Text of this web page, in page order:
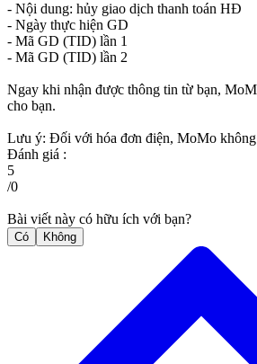
- Nội dung: hủy giao dịch thanh toán HĐ
- Ngày thực hiện GD
- Mã GD (TID) lần 1
- Mã GD (TID) lần 2
Ngay khi nhận được thông tin từ bạn,
cho bạn.
Lưu ý: Đối với hóa đơn điện, MoMo không
Đánh giá :
5
/0
Bài viết này có hữu ích với bạn?
Có Không